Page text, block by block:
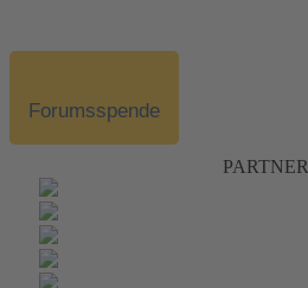
Forumsspende
PARTNER